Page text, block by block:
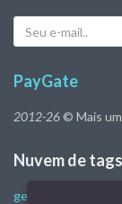
e-
PayGate
2012-26 © Mais
Nuvem de tags
gestão financeira